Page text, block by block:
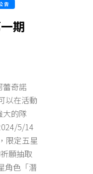
告
期
蕾奇諾
以在活動
大的隊
5/14
限定五星
願抽取
角色「潛